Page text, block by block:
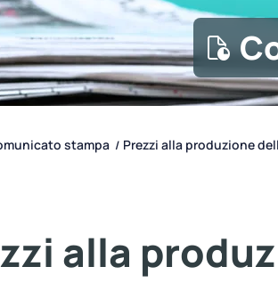
stampa / Prezzi alla produzione
alla